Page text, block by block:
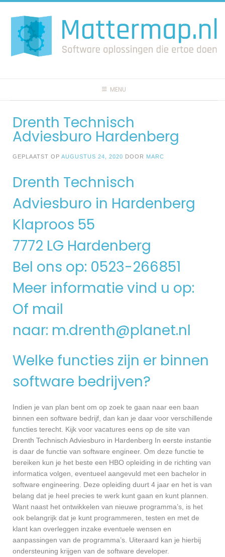
naar
inhoud
MENU
Drenth Technisch
Adviesburo Hardenberg
GEPLAATST OP AUGUSTUS 24, 2020 DOOR MARC
Drenth Technisch
Adviesburo in Hardenberg
Klaproos 55
7772 LG Hardenberg
Bel ons op: 0523-266851
Meer informatie vind u op:
Of mail
naar: m.drenth@planet.nl
Welke functies zijn er binnen
software bedrijven?
Indien je van plan bent om op zoek te gaan naar een baan
binnen een software bedrijf, dan kan je daar voor verschillende
functies terecht. Kijk voor vacatures eens op de site van
Drenth Technisch Adviesburo in Hardenberg In eerste instantie
is daar de functie van software engineer. Om deze functie te
bereiken kun je het beste een HBO opleiding in de richting van
informatica volgen, eventueel aangevuld met een bachelor in
software engineering. Deze opleiding duurt 4 jaar en het is van
belang dat je heel precies te werk kunt gaan en kunt plannen.
Want naast het ontwikkelen van nieuwe programma’s, is het
ook belangrijk dat je kunt programmeren, testen en met de
klant kan overleggen inzake eventuele wensen en
aanpassingen van de programma’s. Uiteraard kan je hierbij
ondersteuning krijgen van de software developer.